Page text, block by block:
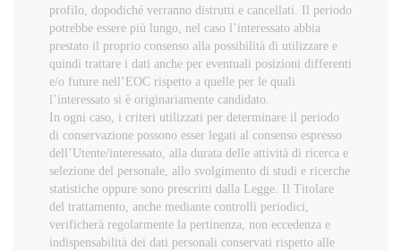
profilo, dopodiché verranno distrutti e cancellati. Il periodo
potrebbe essere più lungo, nel caso l’interessato abbia
prestato il proprio consenso alla possibilità di utilizzare e
quindi trattare i dati anche per eventuali posizioni differenti
e/o future nell’EOC rispetto a quelle per le quali
l’interessato si è originariamente candidato.
In ogni caso, i criteri utilizzati per determinare il periodo
di conservazione possono esser legati al consenso espresso
dell’Utente/interessato, alla durata delle attività di ricerca e
selezione del personale, allo svolgimento di studi e ricerche
statistiche oppure sono prescritti dalla Legge. Il Titolare
del trattamento, anche mediante controlli periodici,
verificherà regolarmente la pertinenza, non eccedenza e
indispensabilità dei dati personali conservati rispetto alle